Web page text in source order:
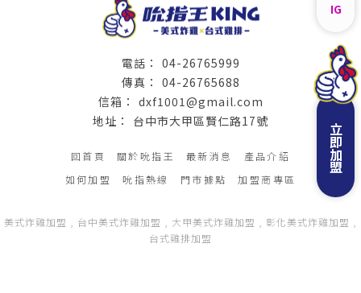
04-26765999
04-26765688
dxf1001@gmail.com
台中市大甲區賢仁路17號
回首頁 關於吮指王 最新消息
產品介紹
如何加盟
吮指熱線 門市據點 加盟商專區
IG
立即加盟
美式炸雞加盟 台中美式炸雞加盟 大甲美式炸雞加盟
彰化美式炸雞加盟
台式雞排加盟